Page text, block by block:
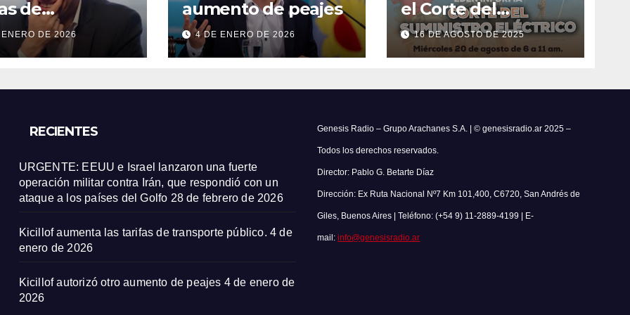
de
público.
DE 2026
aumento de peajes
4 DE ENERO DE 2026
el Corte del
Suministro Eléctrico
el 20 de agosto
16 DE AGOSTO DE 2025
RECIENTES
URGENTE: EEUU e Israel lanzaron una fuerte
operación militar contra Irán, que respondió con un
ataque a los países del Golfo 28 de febrero de 2026
Kicillof aumenta las tarifas de transporte público. 4 de
enero de 2026
Kicillof autorizó otro aumento de peajes 4 de enero de
2026
Genesis Radio – Grupo Arachanes S.A. | © genesisradio.ar 2025 –
Todos los derechos reservados.
Director: Pablo G. Betarte Díaz
Dirección: Ex Ruta Nacional Nº7 Km 101,400, C6720, San Andrés de
Giles, Buenos Aires | Teléfono: (+54 9) 11-2889-4199 | E-
mail:info@genesisradio.ar